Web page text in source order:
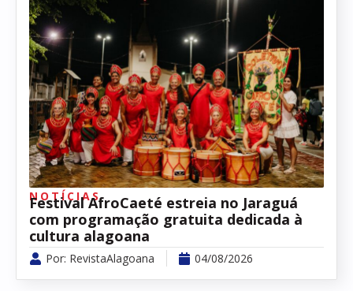
NOTÍCIAS
Festival AfroCaeté estreia no Jaraguá
com programação gratuita dedicada à
cultura alagoana
Por: RevistaAlagoana 04/08/2026